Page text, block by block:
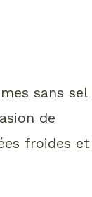
sans sel
de
froides et